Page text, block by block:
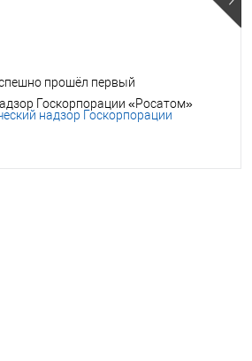
прошёл первый
Госкорпорации «Росатом»